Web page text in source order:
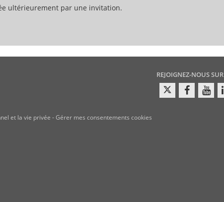
ultérieurement par une invitation.
REJOIGNEZ-NOUS SUR
et la vie privée -Gérer mes consentements cookies